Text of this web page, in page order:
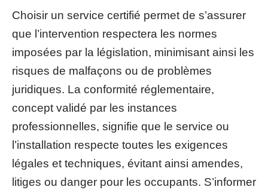
Choisir un service certifié permet de s’assurer
que l’intervention respectera les normes
imposées par la législation, minimisant ainsi les
risques de malfaçons ou de problèmes
juridiques. La conformité réglementaire,
concept validé par les instances
professionnelles, signifie que le service ou
l’installation respecte toutes les exigences
légales et techniques, évitant ainsi amendes,
litiges ou danger pour les occupants. S’informer